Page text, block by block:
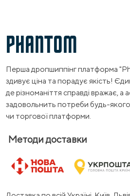
PHANTOM
Перша дропшиппінг платформа
здивує ціна та порадує якість!
де різноманіття справді вражає, а
задовольнить потреби будь-
чи торгової платформи.
Методи доставки